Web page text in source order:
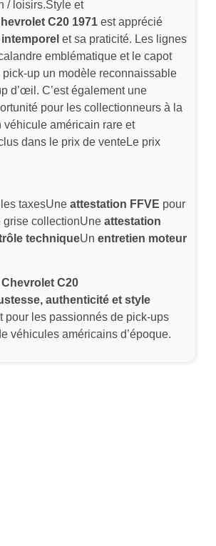
/ loisirs.Style et
C20 1971 est apprécié
et sa praticité. Les lignes
emblématique et le capot
pick-up un modèle reconnaissable
d’œil. C’est également une
pour les collectionneurs à la
véhicule américain rare et
dans le prix de venteLe prix
taxesUne attestation FFVE pour
grise collectionUne attestation
techniqueUn entretien moteur
Chevrolet C20
authenticité et style
pour les passionnés de pick-ups
véhicules américains d’époque.